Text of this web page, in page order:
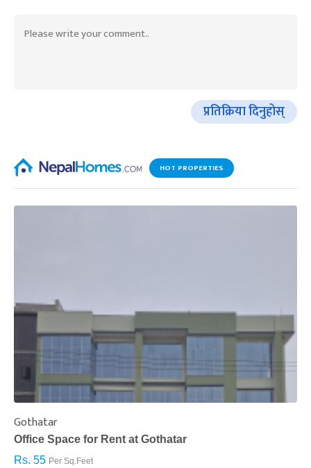
प्रतिक्रिया दिनुहोस्
HOT PROPERTIES
Gothatar
Office Space for Rent at Gothatar
Rs. 55 Per Sq.Feet